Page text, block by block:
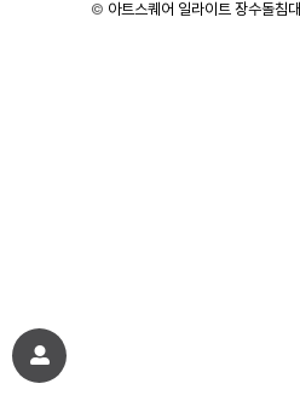
© 아트스퀘어 일라이트 장수돌침대